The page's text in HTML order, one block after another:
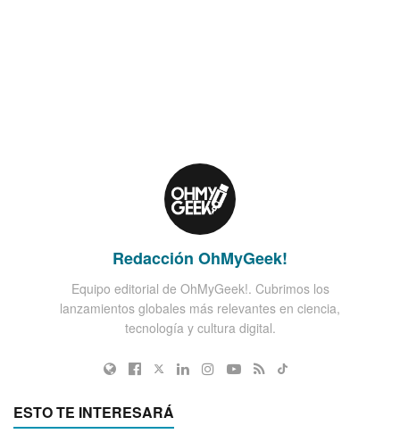
Redacción OhMyGeek!
Equipo editorial de OhMyGeek!. Cubrimos los
lanzamientos globales más relevantes en ciencia,
tecnología y cultura digital.
ESTO TE INTERESARÁ